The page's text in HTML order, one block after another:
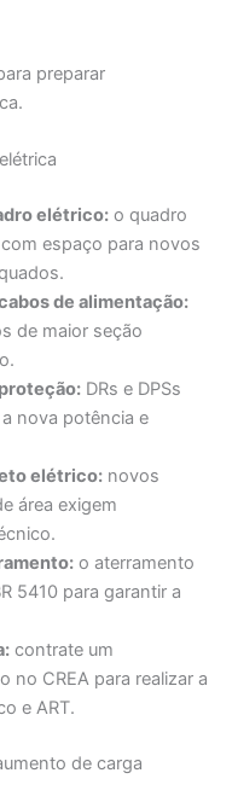
preparar
elétrico: o quadro
espaço para novos
de alimentação:
de maior seção
DRs e DPSs
nova potência e
elétrico: novos
área exigem
o aterramento
5410 para garantir a
contrate um
no CREA para realizar a
e ART.
de carga